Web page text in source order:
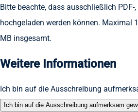
Bitte beachte, dass ausschließlich PDF-,
hochgeladen werden können. Maximal
MB insgesamt.
Weitere Informationen
Ich bin auf die Ausschreibung
Ich bin auf die Ausschreibung aufmerksam